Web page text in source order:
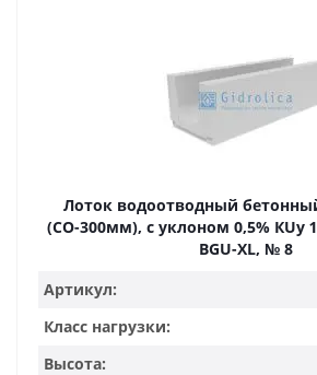
Лоток водоотводный
(СО-300мм), с уклоном 0,5% КUу
BGU-XL, № 8
Артикул:
Класс нагрузки:
Высота: